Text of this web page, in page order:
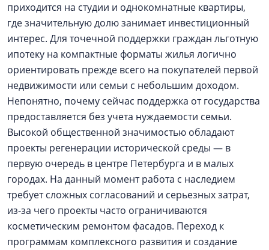
приходится на студии и однокомнатные квартиры,
где значительную долю занимает инвестиционный
интерес. Для точечной поддержки граждан льготную
ипотеку на компактные форматы жилья логично
ориентировать прежде всего на покупателей первой
недвижимости или семьи с небольшим доходом.
Непонятно, почему сейчас поддержка от государства
предоставляется без учета нуждаемости семьи.
Высокой общественной значимостью обладают
проекты регенерации исторической среды — в
первую очередь в центре Петербурга и в малых
городах. На данный момент работа с наследием
требует сложных согласований и серьезных затрат,
из-за чего проекты часто ограничиваются
косметическим ремонтом фасадов. Переход к
программам комплексного развития и создание